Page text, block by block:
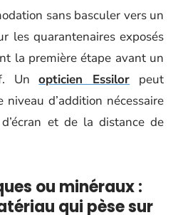
sans basculer vers un
les quarantenaires exposés
la première étape avant un
Unopticien Essilor peut
d’addition nécessaire
et de la distance de
ou minéraux :
qui pèse sur